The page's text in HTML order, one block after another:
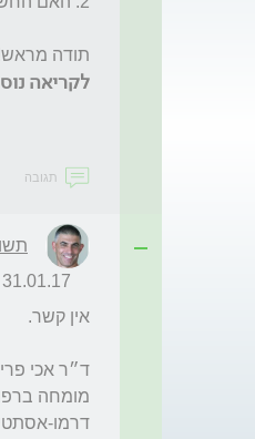
תודה
לקריאה
תגובה
31.01.17 | 23:02